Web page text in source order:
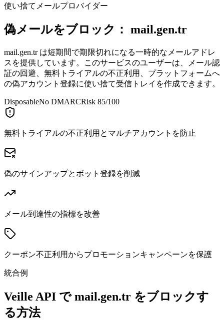
使い捨てメールプロバイダー
偽メールをブロック： mail.gen.tr
mail.gen.tr は短期間で期限切れになる一時的なメールアドレ
スを提供しています。このサービスのユーザーは、メール認
証の回避、無料トライアルの不正利用、プラットフォームへ
の偽アカウント登録に使い捨て受信トレイを作成できます。
DisposableNo DMARCRisk 85/100
無料トライアルの不正利用とマルチアカウントを防止
偽のサインアップとボット登録を削減
メール到達性の指標を改善
クーポン不正利用からプロモーションキャンペーンを保護
統合例
Veille API で mail.gen.tr をブロックす
る方法